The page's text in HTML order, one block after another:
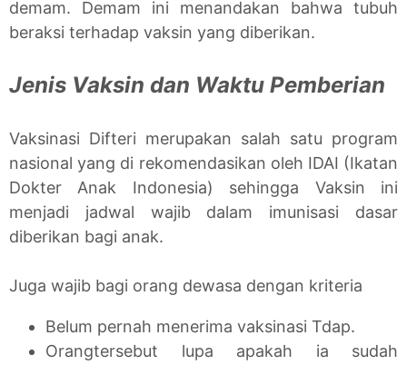
demam. Demam ini menandakan bahwa tubuh
beraksi terhadap vaksin yang diberikan.
Jenis Vaksin dan Waktu Pemberian
Vaksinasi Difteri merupakan salah satu program
nasional yang di rekomendasikan oleh IDAI (Ikatan
Dokter Anak Indonesia) sehingga Vaksin ini
menjadi jadwal wajib dalam imunisasi dasar
diberikan bagi anak.
Juga wajib bagi orang dewasa dengan kriteria
Belum pernah menerima vaksinasi Tdap.
Orangtersebut lupa apakah ia sudah